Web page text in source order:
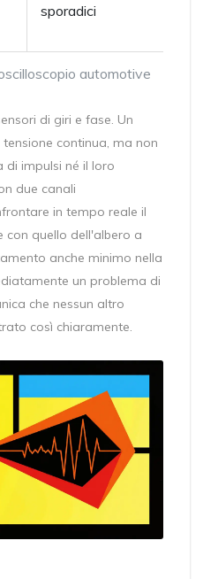
automotive
sporadici
di giri e fase. Un
continua, ma non
impulsi né il loro
due canali
in tempo reale il
con quello dell'albero a
anche minimo nella
un problema di
che nessun altro
così chiaramente.